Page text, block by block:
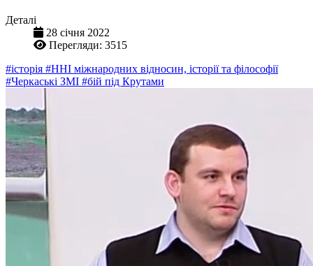
Деталі
28 січня 2022
Перегляди: 3515
#історія #ННІ міжнародних відносин, історії та філософії
#Черкаські ЗМІ #бій під Крутами